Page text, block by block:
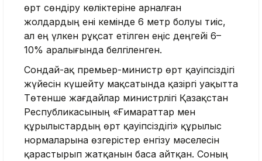
өрт сөндіру көліктеріне арналған
жолдардың ені кемінде 6 метр болуы тиіс,
ал ең үлкен рұқсат етілген еңіс деңгейі 6–
10% аралығында белгіленген.
Сондай-ақ премьер-министр өрт қауіпсіздігі
жүйесін күшейту мақсатында қазіргі уақытта
Төтенше жағдайлар министрлігі Қазақстан
Республикасының «Ғимараттар мен
құрылыстардың өрт қауіпсіздігі» құрылыс
нормаларына өзгерістер енгізу мәселесін
қарастырып жатқанын баса айтқан. Соның